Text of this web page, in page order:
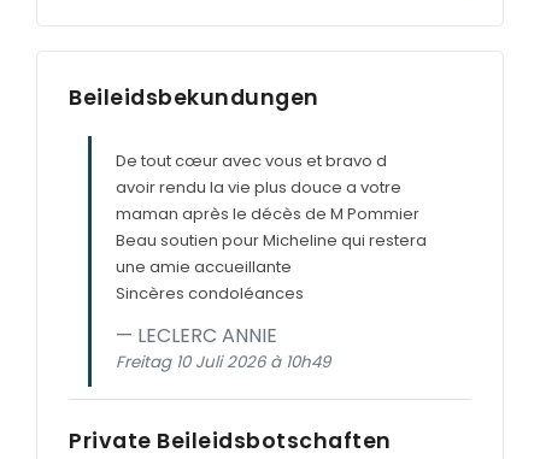
Beileidsbekundungen
De tout cœur avec vous et bravo d
avoir rendu la vie plus douce a votre
maman après le décès de M Pommier
Beau soutien pour Micheline qui restera
une amie accueillante
Sincères condoléances
LECLERC ANNIE
Freitag 10 Juli 2026 à 10h49
Private Beileidsbotschaften